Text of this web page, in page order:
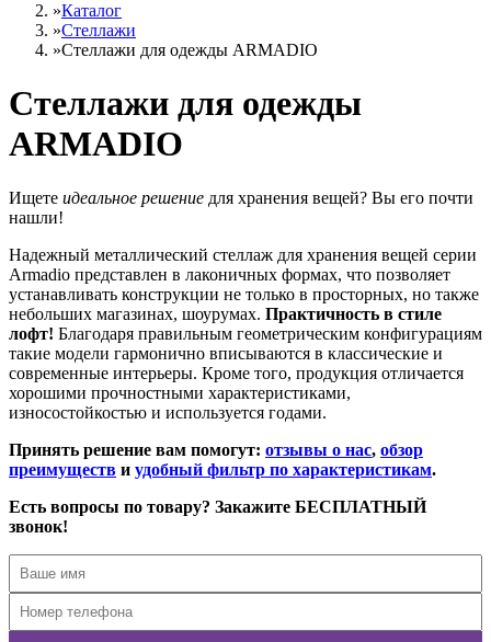
»Каталог
»Стеллажи
»Cтеллажи для одежды ARMADIO
Cтеллажи для одежды
ARMADIO
Ищете идеальное решение для хранения вещей? Вы его почти
нашли!
Надежный металлический стеллаж для хранения вещей серии
Armadio представлен в лаконичных формах, что позволяет
устанавливать конструкции не только в просторных, но также
небольших магазинах, шоурумах. Практичность в стиле
лофт! Благодаря правильным геометрическим конфигурациям
такие модели гармонично вписываются в классические и
современные интерьеры. Кроме того, продукция отличается
хорошими прочностными характеристиками,
износостойкостью и используется годами.
Принять решение вам помогут: отзывы о нас, обзор
преимуществ и удобный фильтр по характеристикам.
Есть вопросы по товару? Закажите БЕСПЛАТНЫЙ
звонок!